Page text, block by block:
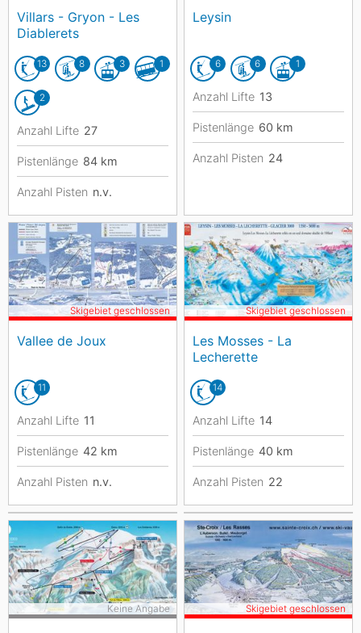
Villars - Gryon - Les
Diablerets
13 8 3 1
2
Anzahl Lifte 27
Pistenlänge 84 km
Anzahl Pisten n.v.
Leysin
6 6 1
Anzahl Lifte 13
Pistenlänge 60 km
Anzahl Pisten 24
Vallee de Joux
Skigebiet geschlossen
11
Anzahl Lifte 11
Pistenlänge 42 km
Anzahl Pisten n.v.
Les Mosses - La
Lecherette
Skigebiet geschlossen
14
Anzahl Lifte 14
Pistenlänge 40 km
Anzahl Pisten 22
Keine Angabe Skigebiet geschlossen